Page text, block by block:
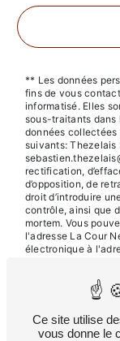
** Les données
fins de vous
informatisé. Elles
sous-traitants dans
données collectées
suivants: Thezelais
rectification,
d’opposition, de
droit d’introduire
contrôle, ainsi que
mortem. Vous
l'adresse La Cour
électronique à
justificatif
vos données
la durée de
des contentieux.
d'opposition au
adresse:
Ce site utilise
vous donne le